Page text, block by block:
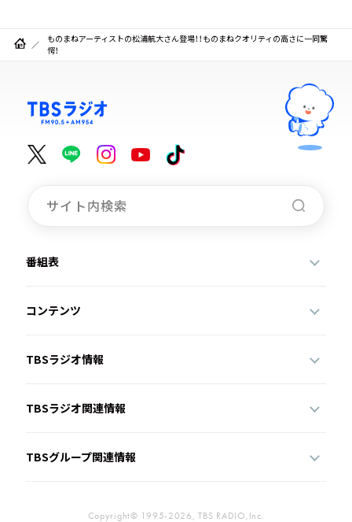
ものまねアーティストの松浦航大さん登場！！ものまねクオリティの高さに一同驚
愕！
番組表
コンテンツ
TBSラジオ情報
TBSラジオ関連情報
TBSグループ関連情報
Copyright© 1995-2026, TBS RADIO,Inc.